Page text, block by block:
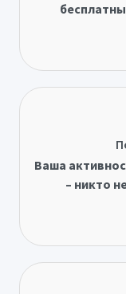
Ваша
– никто